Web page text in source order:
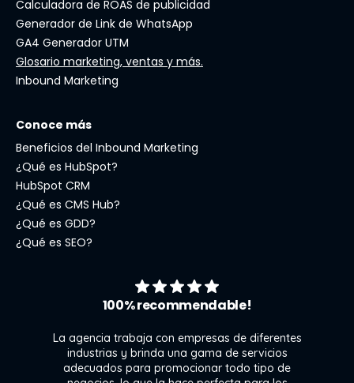
Calculadora de ROAS de publicidad
Generador de Link de WhatsApp
GA4 Generador UTM
Glosario marketing, ventas y más.
Inbound Marketing
Conoce más
Beneficios del Inbound Marketing
¿Qué es HubSpot?
HubSpot CRM
¿Qué es CMS Hub?
¿Qué es GDD?
¿Qué es SEO?
100% recommendable!
La agencia trabaja con empresas de diferentes
industrias y brinda una gama de servicios
adecuados para promocionar todo tipo de